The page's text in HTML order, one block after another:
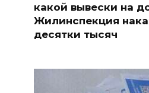
какой вывески на
Жилинспекция
десятки тысяч